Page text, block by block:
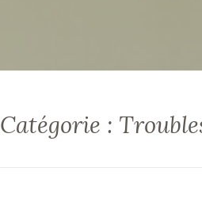
Catégorie :